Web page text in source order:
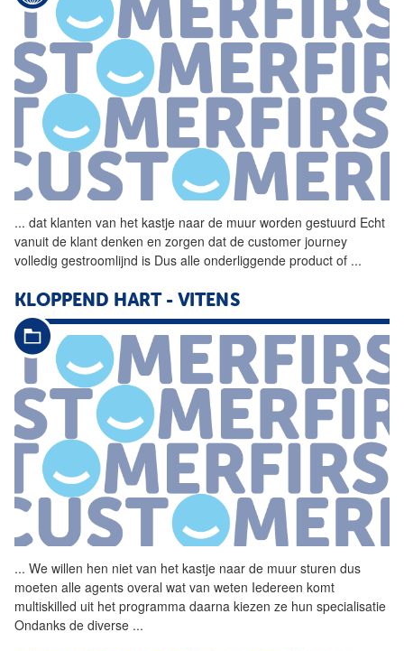
... dat klanten van het kastje naar de muur worden gestuurd Echt
vanuit de klant denken en zorgen dat de customer journey
volledig gestroomlijnd is Dus alle onderliggende product of ...
KLOPPEND HART - VITENS
... We willen hen niet van het kastje naar de muur sturen dus
moeten alle agents overal wat van weten Iedereen komt
multiskilled uit het programma daarna kiezen ze hun specialisatie
Ondanks de diverse ...